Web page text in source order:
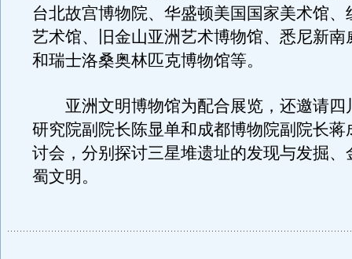
台北故宫博物院、华盛顿美国国家美术馆、
艺术馆、旧金山亚洲艺术博物馆、悉尼新南
和瑞士洛桑奥林匹克博物馆等。
亚洲文明博物馆为配合展览，还邀请四
研究院副院长陈显单和成都博物院副院长蒋
讨会，分别探讨三星堆遗址的发现与发掘、
蜀文明。